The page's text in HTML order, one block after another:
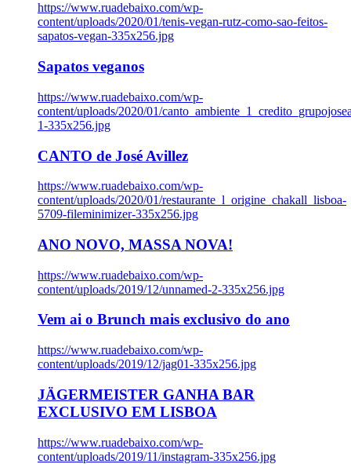
https://www.ruadebaixo.com/wp-
content/uploads/2020/01/tenis-vegan-rutz-como-sao-feitos-
sapatos-vegan-335x256.jpg
Sapatos veganos
https://www.ruadebaixo.com/wp-
content/uploads/2020/01/
1-335x256.jpg
CANTO de José Avillez
https://www.ruadebaixo.com/wp-
content/uploads/2020/01/restaurante_l_origine_chakall_lisboa-
5709-fileminimizer-335x256.jpg
ANO NOVO, MASSA NOVA!
https://www.ruadebaixo.com/wp-
content/uploads/2019/12/unnamed-2-335x256.jpg
Vem ai o Brunch mais exclusivo do ano
https://www.ruadebaixo.com/wp-
content/uploads/2019/12/jag01-335x256.jpg
JÄGERMEISTER GANHA BAR
EXCLUSIVO EM LISBOA
https://www.ruadebaixo.com/wp-
content/uploads/2019/11/instagram-335x256.jpg